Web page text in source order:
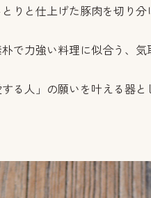
りと仕上げた豚肉を切り
で力強い料理に似合う、気
る人」の願いを叶える器と